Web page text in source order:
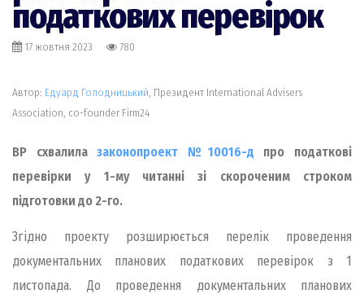
податкових перевірок
17 жовтня 2023 780
Автор: Едуард Голодницький , Президент International Advisers
Association, co-founder Firm24
ВР схвалилазаконопроект №10016-д про податкові
перевірки у 1-му читанні зі скороченим строком
підготовки до 2-го.
Згідно проекту розширюється перелік проведення
документальних планових податкових перевірок з 1
листопада. До проведення документальних планових